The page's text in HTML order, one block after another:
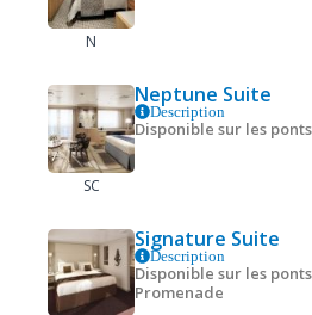
N
SC
Neptune Suite
Description
Disponible sur les
Signature Suite
Description
Disponible sur les
Promenade